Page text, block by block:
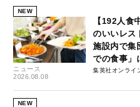
NEW
ニュース
2026.08.08
【192人食
のいいレス
施設内で集
での食事」
集英社オンライ
NEW